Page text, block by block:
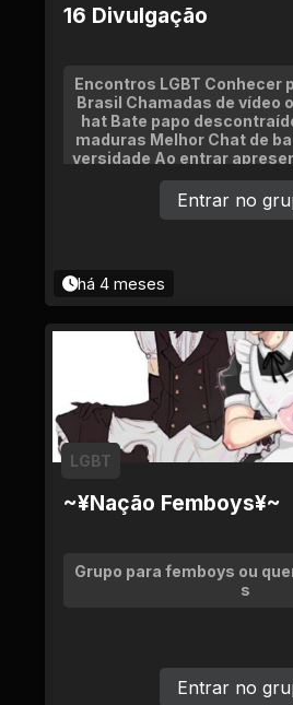
16 Divulgação
Encontros LGBT Conhecer
Brasil Chamadas de vídeo
hat Bate papo
maduras Melhor Chat de
versidade Ao entrar
e idade Venha participar do
bt da web Diversidade e
na vida real
há 4 meses
Entrar no
~¥Nação Femboys¥~
LGBT
Grupo para femboys ou
s
Entrar no